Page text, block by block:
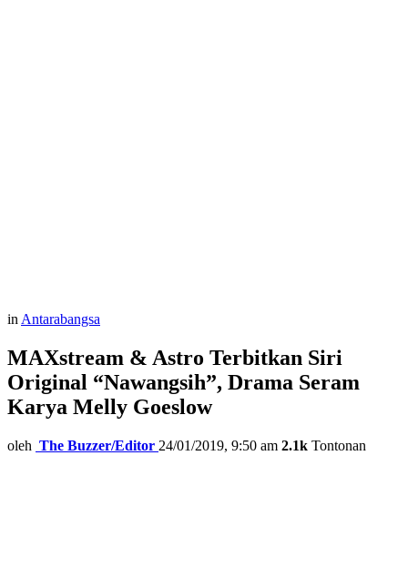
in Antarabangsa
MAXstream & Astro Terbitkan Siri
Original “Nawangsih”, Drama Seram
Karya Melly Goeslow
oleh The Buzzer/Editor 24/01/2019, 9:50 am 2.1k Tontonan